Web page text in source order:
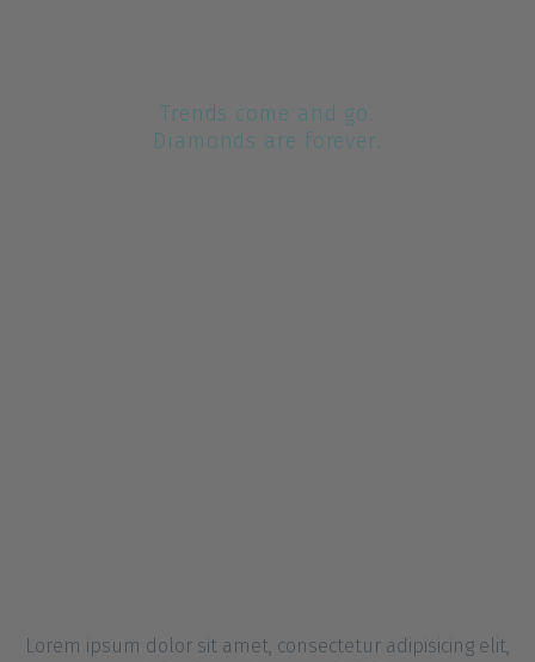
Trends come and go.
Diamonds are forever.
Lorem ipsum dolor sit amet, consectetur adipisicing elit,